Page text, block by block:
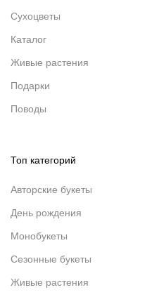
Сухоцветы
Каталог
Живые растения
Подарки
Поводы
Топ категорий
Авторские букеты
День рождения
Монобукеты
Сезонные букеты
Живые растения